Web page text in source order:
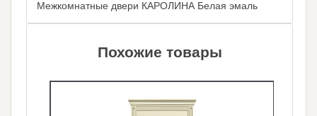
Межкомнатные двери КАРОЛИНА Белая эмаль
Похожие товары